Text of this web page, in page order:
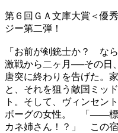
第６回ＧＡ文庫大賞＜優
ジー第二弾！
「お前が剣銃士か？ な
激戦から二ヶ月──その日
唐突に終わりを告げた。
と、それを狙う敵国ミッ
ト。そして、ヴィンセン
ボーグの女性。 「――標
カネ姉さん！？」 この